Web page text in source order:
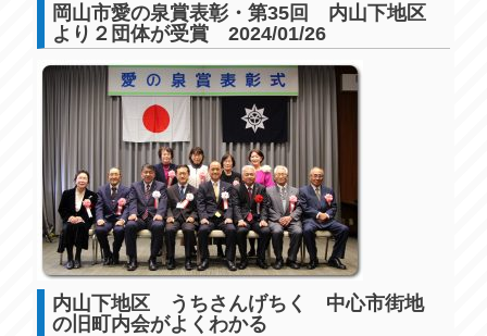
岡山市愛の泉賞表彰・第35回 内山下地区
より２団体が受賞 2024/01/26
内山下地区 うちさんげちく 中心市街地
の旧町内会がよくわかる